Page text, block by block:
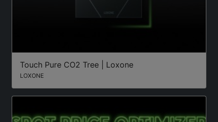
Touch Pure CO2 Tree | Loxone
LOXONE